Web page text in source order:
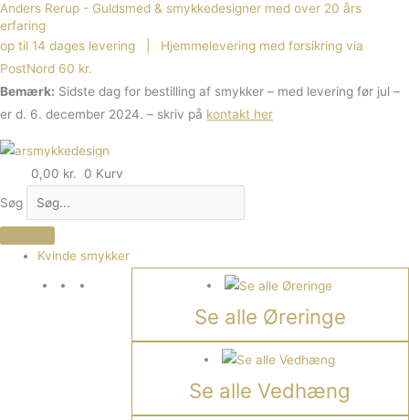
Gå
til
indholdet
Anders Rerup - Guldsmed & smykkedesigner med over 20 års
erfaring
op til 14 dages levering | Hjemmelevering med forsikring via
PostNord 60 kr.
Bemærk: Sidste dag for bestilling af smykker – med levering før jul –
er d. 6. december 2024. – skriv på kontakt her
0,00 kr. 0 Kurv
Søg
Kvinde smykker
Se alle Øreringe
Se alle Vedhæng